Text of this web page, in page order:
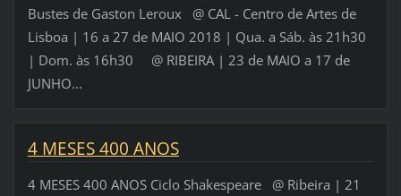
Bustes de Gaston Leroux @ CAL - Centro de Artes de
Lisboa | 16 a 27 de MAIO 2018 | Qua. a Sáb. às 21h30
| Dom. às 16h30 @ RIBEIRA | 23 de MAIO a 17 de
JUNHO...
4 MESES 400 ANOS
4 MESES 400 ANOS Ciclo Shakespeare @ Ribeira | 21